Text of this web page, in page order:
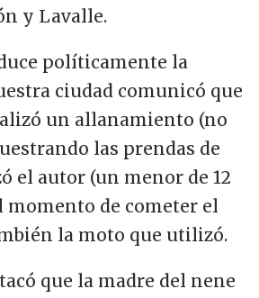
y Lavalle.
políticamente la
ciudad comunicó que
un allanamiento (no
las prendas de
el autor (un menor de 12
momento de cometer el
la moto que utilizó.
que la madre del nene